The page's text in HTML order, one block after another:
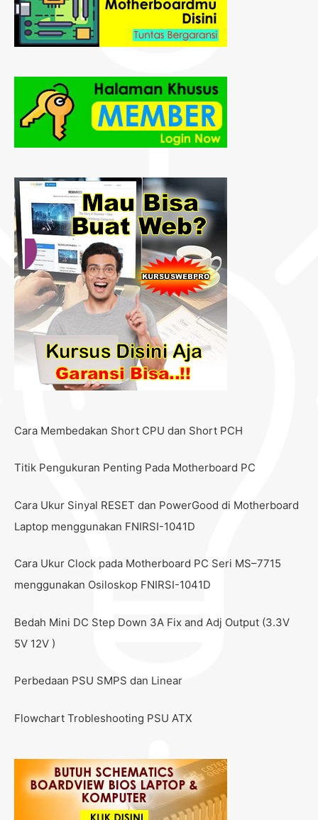
Cara Membedakan Short CPU dan Short PCH
Titik Pengukuran Penting Pada Motherboard PC
Cara Ukur Sinyal RESET dan PowerGood di Motherboard
Laptop menggunakan FNIRSI-1041D
Cara Ukur Clock pada Motherboard PC Seri MS–7715
menggunakan Osiloskop FNIRSI-1041D
Bedah Mini DC Step Down 3A Fix and Adj Output (3.3V
5V 12V )
Perbedaan PSU SMPS dan Linear
Flowchart Trobleshooting PSU ATX